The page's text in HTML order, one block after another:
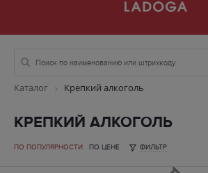
Каталог Крепкий алкоголь
КРЕПКИЙ АЛКОГОЛЬ
ПО ПОПУЛЯРНОСТИ ПО ЦЕНЕ ФИЛЬТР